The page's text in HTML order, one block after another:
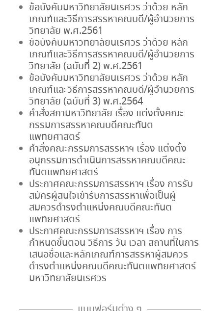
ข้อบังคับมหาวิทยาลัยนเรศวร ว่าด้วย หลัก
เกณฑ์และวิธีการสรรหาคณบดี/ผู้อำนวยการ
วิทยาลัย พ.ศ.2561
ข้อบังคับมหาวิทยาลัยนเรศวร ว่าด้วย หลัก
เกณฑ์และวิธีการสรรหาคณบดี/ผู้อำนวยการ
วิทยาลัย (ฉบับที่ 2) พ.ศ.2561
ข้อบังคับมหาวิทยาลัยนเรศวร ว่าด้วย หลัก
เกณฑ์และวิธีการสรรหาคณบดี/ผู้อำนวยการ
วิทยาลัย (ฉบับที่ 3) พ.ศ.2564
คำสั่งสภามหาวิทยาลัย เรื่อง แต่งตั้งคณะ
กรรมการสรรหาคณบดีคณะทันต
แพทยศาสตร์
คำสั่งคณะกรรมการสรรหาฯ เรื่อง แต่งตั้ง
อนุกรรมการดำเนินการสรรหาคณบดีคณะ
ทันตแพทยศาสตร์
ประกาศคณะกรรมการสรรหาฯ เรื่อง การรับ
สมัครผู้สนใจเข้ารับการสรรหาเพื่อเป็นผู้
สมควรดำรงตำแหน่งคณบดีคณะทันต
แพทยศาสตร์
ประกาศคณะกรรมการสรรหาฯ เรื่อง การ
กำหนดขั้นตอน วิธีการ วัน เวลา สถานที่ในการ
เสนอชื่อและหลักเกณฑ์การสรรหาผู้สมควร
ดำรงตำแหน่งคณบดีคณะทันตแพทยศาสตร์
มหาวิทยาลัยนเรศวร